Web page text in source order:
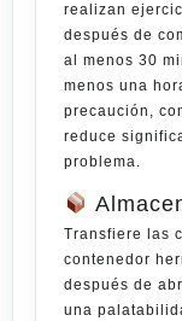
realizan
después de
al menos 30
menos una
precaución,
reduce
problema.
Transfiere las
contenedor
después de
una